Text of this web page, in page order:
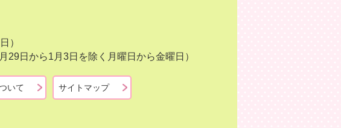
）
日から1月3日を除く月曜日から金曜日）
いて サイトマップ